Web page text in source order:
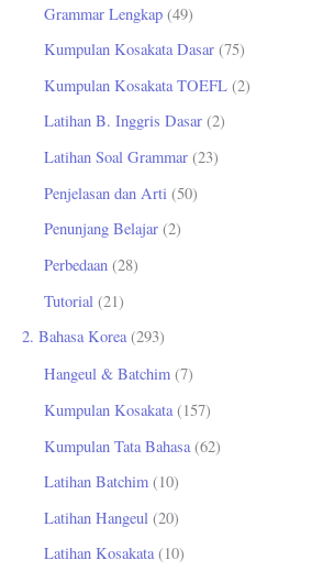
Grammar Lengkap (49)
Kumpulan Kosakata Dasar (75)
Kumpulan Kosakata TOEFL (2)
Latihan B. Inggris Dasar (2)
Latihan Soal Grammar (23)
Penjelasan dan Arti (50)
Penunjang Belajar (2)
Perbedaan (28)
Tutorial (21)
2. Bahasa Korea(293)
Hangeul & Batchim (7)
Kumpulan Kosakata(157)
Kumpulan Tata Bahasa (62)
Latihan Batchim (10)
Latihan Hangeul (20)
Latihan Kosakata(10)